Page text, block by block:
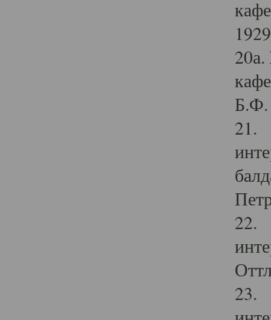
Б.Ф.
21.
22.
23.